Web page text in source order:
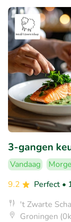
3-gangen
Vandaag
9.2
Perfect •
't Zwarte
Groningen